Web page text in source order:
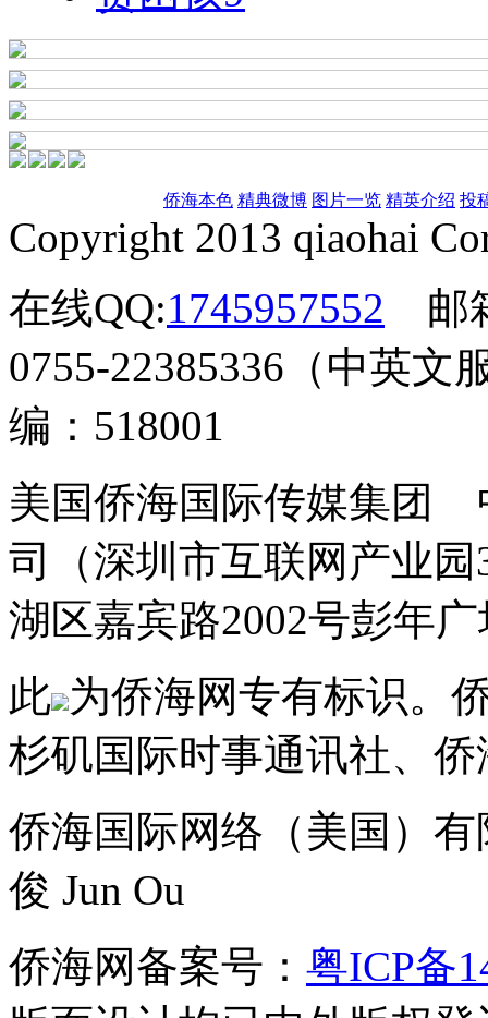
侨海本色 精典微博 图片一览 精英介绍 投
Copyright 2013 qiaohai
在线QQ:1745957552 邮
0755-22385336（中英文
编：518001
美国侨海国际传媒集团
司（深圳市互联网产业
湖区嘉宾路2002号彭年
此 为侨海网专有标识。
杉矶国际时事通讯社、
侨海国际网络（美国）
俊 Jun Ou
侨海网备案号： 粤ICP备